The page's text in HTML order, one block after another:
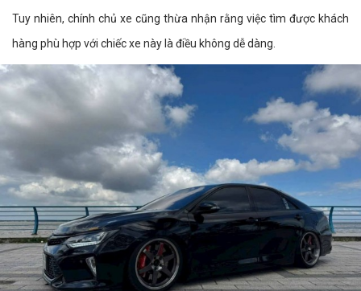
Tuy nhiên, chính chủ xe cũng thừa nhận rằng việc tìm được khách
hàng phù hợp với chiếc xe này là điều không dễ dàng.